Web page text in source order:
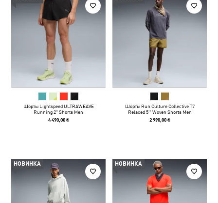
Шорты Lightspeed ULTRAWEAVE
Running 2" Shorts Men
4 490,00 ₴
Шорты Run Culture Collective T7
Relaxed 5'' Woven Shorts Men
2 990,00 ₴
НОВИНКА НОВИНКА